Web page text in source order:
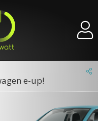
e-up!